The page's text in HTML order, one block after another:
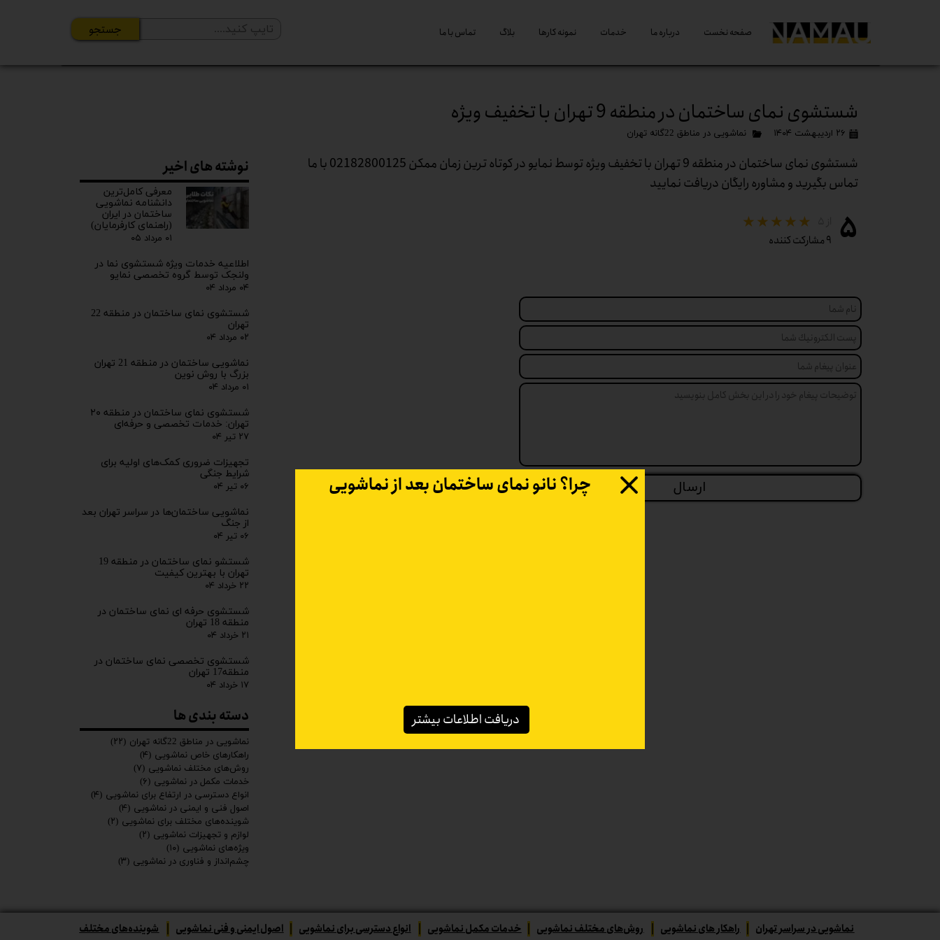
صفحه نخست درباره ما خدمات نمونه کارها بلاگ تماس با ما جستجو
شستشوی نمای ساختمان در منطقه 9 تهران با تخفیف ویژه
۲۶ اردیبهشت ۱۴۰۴ نماشویی در مناطق 22گانه تهران
شستشوی نمای ساختمان در منطقه 9 تهران با تخفیف ویژه توسط نمایو در کوتاه ترین زمان ممکن 02182800125 با ما
تماس بگیرید و مشاوره رایگان دریافت نمایید
۵ ۹ مشارکت کننده
ارسال
نوشته های اخیر
معرفی کامل‌ترین
دانشنامه نماشویی
ساختمان در ایران
(راهنمای کارفرمایان)
۰۱ مرداد ۰۵
اطلاعیه خدمات ویژه شستشوی نما در
ولنجک توسط گروه تخصصی نمایو
۰۴ مرداد ۰۴
شستشوی نمای ساختمان در منطقه 22
تهران
۰۲ مرداد ۰۴
نماشویی ساختمان در منطقه 21 تهران
بزرگ با روش نوین
۰۱ مرداد ۰۴
شستشوی نمای ساختمان در منطقه ۲۰
تهران: خدمات تخصصی و حرفه‌ای
۲۷ تیر ۰۴
تجهیزات ضروری کمک‌های اولیه برای
شرایط جنگی
۰۶ تیر ۰۴
نماشویی ساختمان‌ها در سراسر تهران بعد
از جنگ
۰۶ تیر ۰۴
شستشو نمای ساختمان در منطقه 19
تهران با بهترین کیفیت
۲۲ خرداد ۰۴
شستشوی حرفه ای نمای ساختمان در
منطقه 18 تهران
۲۱ خرداد ۰۴
شستشوی تخصصی نمای ساختمان در
منطقه17 تهران
۱۷ خرداد ۰۴
دسته بندی ها
نماشویی در مناطق 22گانه تهران
(۲۲)
راهکارهای خاص نماشویی (۴)
روش‌های مختلف نماشویی (۷)
خدمات مکمل در نماشویی (۶)
انواع دسترسی در ارتفاع برای نماشویی (۴)
اصول فنی و ایمنی در نماشویی (۴)
شوینده‌های مختلف برای نماشویی (۲)
لوازم و تجهیزات نماشویی (۲)
ویژه‌های نماشویی (۱۰)
چشم‌انداز و فناوری در نماشویی (۳)
نماشویی در سراسر تهران راهکار های نماشویی روش‌های مختلف نماشویی خدمات مکمل نماشویی انواع دسترسی برای نماشویی اصول ایمنی و فنی نماشویی شوینده‌های مختلف
دریافت اطلاعات بیشتر
چرا؟ نانو نمای ساختمان بعد از نماشویی